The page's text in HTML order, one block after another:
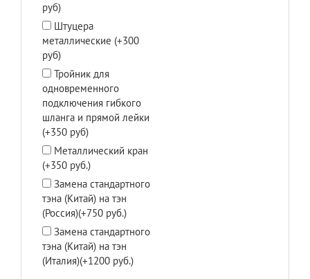
руб)
Штуцера
металлические (+300
руб)
Тройник для
одновременного
подключения гибкого
шланга и прямой лейки
(+350 руб)
Металлический кран
(+350 руб.)
Замена стандартного
тэна (Китай) на тэн
(Россия)(+750 руб.)
Замена стандартного
тэна (Китай) на тэн
(Италия)(+1200 руб.)